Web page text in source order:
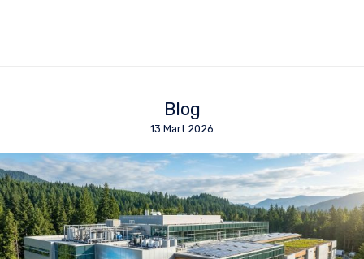
Blog
13 Mart 2026